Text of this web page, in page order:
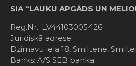
SIA “LAUKU APGĀDS UN
Reg.Nr.: LV44103005426
Juridiskā adrese:
Dzirnavu iela 18, Smiltene,
Banks: A/S SEB banka;